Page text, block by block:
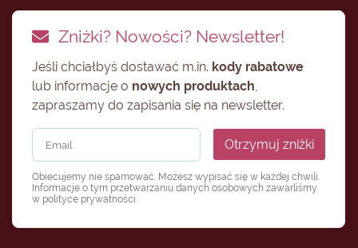
Zniżki? Nowości? Newsletter!
Jeśli chciałbyś dostawać m.in. kody rabatowe
lub informacje o nowych produktach
zapraszamy do zapisania się na newsletter.
Otrzymuj zniżki
Obiecujemy nie spamować. Możesz wypisać się w każdej chwili.
Informacje o tym przetwarzaniu danych osobowych zawarliśmy
w polityce prywatności